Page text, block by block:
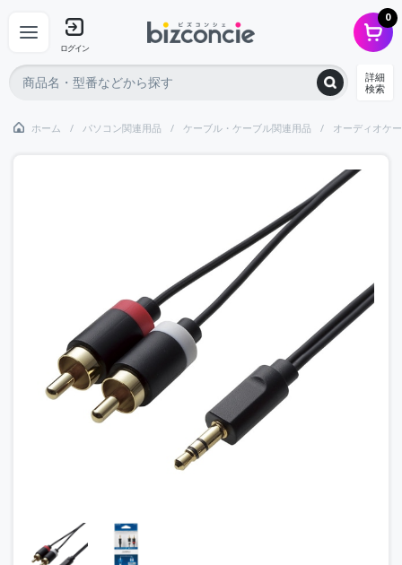
ログイン
0
詳細
検索
ホーム パソコン関連用品 ケーブル・ケーブル関連用品 オーディオケ